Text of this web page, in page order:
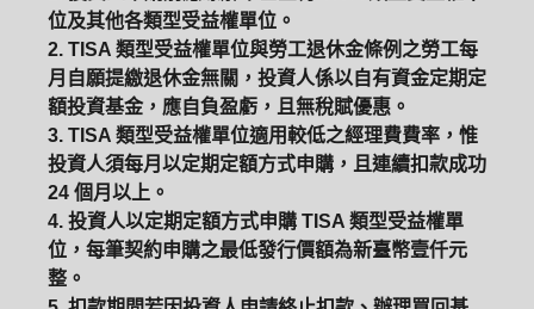
位及其他各類型受益權單位。
2. TISA 類型受益權單位與勞工退休金條例之勞工每
月自願提繳退休金無關，投資人係以自有資金定期定
額投資基金，應自負盈虧，且無稅賦優惠。
3. TISA 類型受益權單位適用較低之經理費費率，惟
投資人須每月以定期定額方式申購，且連續扣款成功
24 個月以上。
4. 投資人以定期定額方式申購 TISA 類型受益權單
位，每筆契約申購之最低發行價額為新臺幣壹仟元
整。